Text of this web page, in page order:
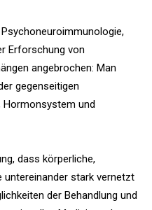
Erforschung von
angebrochen: Man
gegenseitigen
Hormonsystem und
dass körperliche,
stark vernetzt
der Behandlung und